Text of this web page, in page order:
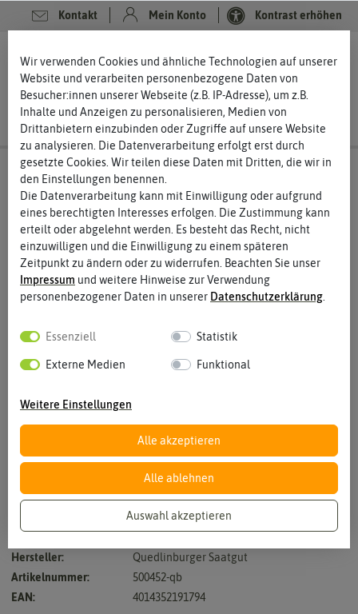
Kontakt Mein Konto Kontrast erhöhen
Vergrößern durch berühren
Rot - Höhe 60 - 80 cm
Hersteller:
Quedlinburger Saatgut
Artikelnummer:
500452-qb
EAN:
4014352191794
Wir verwenden Cookies und ähnliche Technologien auf unserer
Website und verarbeiten personenbezogene Daten von
Besucher:innen unserer Webseite (z.B. IP-Adresse), um z.B.
Inhalte und Anzeigen zu personalisieren, Medien von
Drittanbietern einzubinden oder Zugriffe auf unsere Website
zu analysieren. Die Datenverarbeitung erfolgt erst durch
gesetzte Cookies. Wir teilen diese Daten mit Dritten, die wir in
den Einstellungen benennen.
Die Datenverarbeitung kann mit Einwilligung oder aufgrund
eines berechtigten Interesses erfolgen. Die Zustimmung kann
erteilt oder abgelehnt werden. Es besteht das Recht, nicht
einzuwilligen und die Einwilligung zu einem späteren
Zeitpunkt zu ändern oder zu widerrufen. Beachten Sie unser
Impressum und weitere Hinweise zur Verwendung
personenbezogener Daten in unserer Daten­schutz­erklärung
Essenziell Statistik
Externe Medien Funktional
Weitere Einstellungen
Alle akzeptieren
Alle ablehnen
Auswahl akzeptieren